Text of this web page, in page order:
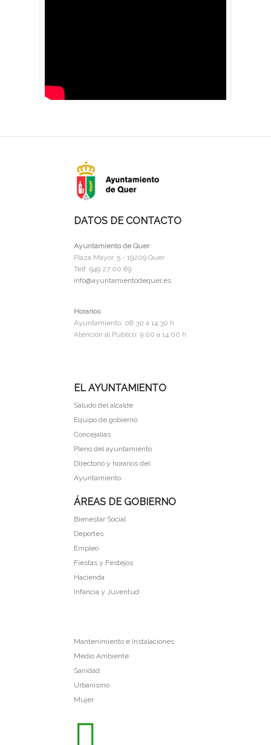
DATOS DE CONTACTO
Ayuntamiento de Quer
Plaza Mayor, 5 - 19209 Quer
Telf. 949 27 00 89
info@ayuntamientodequer.es
Horarios
Ayuntamiento: 08:30 a 14:30 h
Atención al Público: 9:00 a 14:00 h
EL AYUNTAMIENTO
Saludo del alcalde
Equipo de gobierno
Concejalias
Pleno del ayuntamiento
Directorio y horarios del
Ayuntamiento
ÁREAS DE GOBIERNO
Bienestar Social
Deportes
Empleo
Fiestas y Festejos
Hacienda
Infancia y Juventud
Mantenimiento e Instalaciones
Medio Ambiente
Sanidad
Urbanismo
Mujer